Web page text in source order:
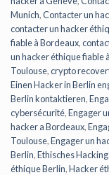
Munich,Contacter un
contacter un hacker
fiable à Bordeaux,
un hacker éthique fiable
Toulouse,crypto
Einen Hacker in Berlin
Berlin kontaktieren,
cybersécurité,Engager
hacker a Bordeaux,
Toulouse,Engager un
Berlin,Ethisches
éthique Berlin,Hacker